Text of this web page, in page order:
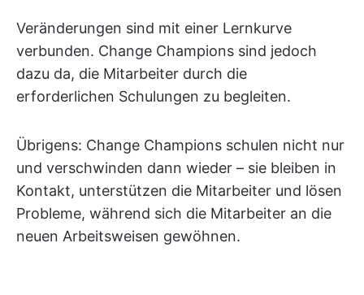
Veränderungen sind mit einer Lernkurve
verbunden. Change Champions sind jedoch
dazu da, die Mitarbeiter durch die
erforderlichen Schulungen zu begleiten.
Übrigens: Change Champions schulen nicht nur
und verschwinden dann wieder – sie bleiben in
Kontakt, unterstützen die Mitarbeiter und lösen
Probleme, während sich die Mitarbeiter an die
neuen Arbeitsweisen gewöhnen.